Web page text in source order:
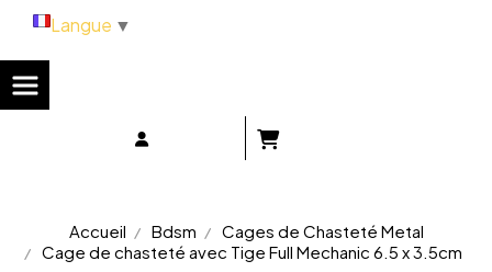
Accueil Bdsm
Cages de Chasteté Metal
Cage de chasteté avec Tige Full Mechanic 6.5 x 3.5cm
Langue ▼